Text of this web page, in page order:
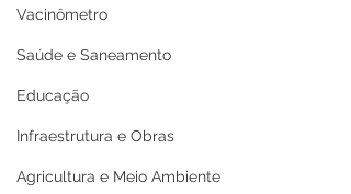
Vacinômetro
Saúde e Saneamento
Educação
Infraestrutura e Obras
Agricultura e Meio Ambiente